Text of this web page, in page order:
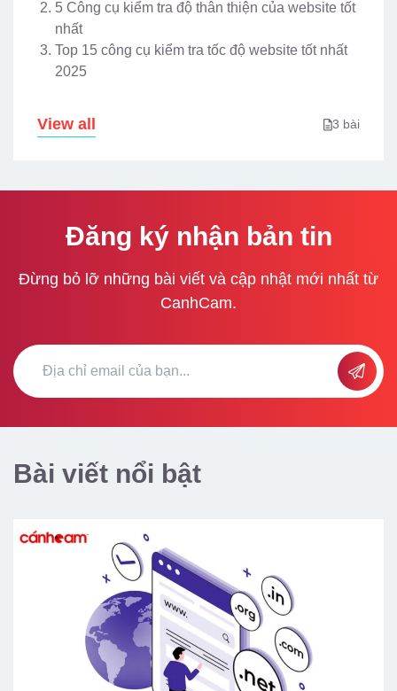
5 Công cụ kiểm tra độ thân thiện của website tốt
nhất
Top 15 công cụ kiểm tra tốc độ website tốt nhất
2025
View all 3 bài
Đăng ký nhận bản tin
Đừng bỏ lỡ những bài viết và cập nhật mới nhất từ
CanhCam.
Bài viết nổi bật